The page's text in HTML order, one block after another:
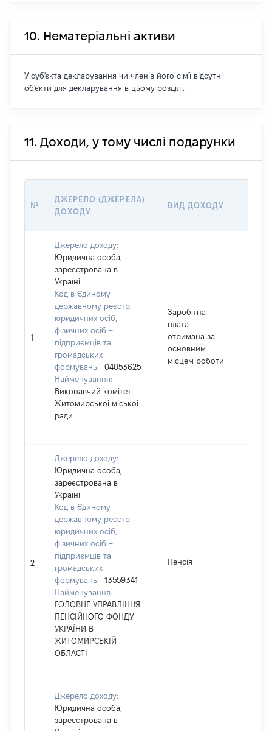
10. Нематеріальні активи
У суб'єкта декларування чи членів його сім'ї відсутні
об'єкти для декларування в цьому розділі.
11. Доходи, у тому числі подарунки
№
ДЖЕРЕЛО (ДЖЕРЕЛА)
ДОХОДУ
ВИД ДОХОДУ
1
Джерело доходу:
Юридична особа,
зареєстрована в
Україні
Код в Єдиному
державному реєстрі
юридичних осіб,
фізичних осіб –
підприємців та
громадських
формувань:
04053625
Найменування:
Виконавчий комітет
Житомирськоі міськоі
ради
Заробітна
плата
отримана за
основним
місцем роботи
2
Джерело доходу:
Юридична особа,
зареєстрована в
Україні
Код в Єдиному
державному реєстрі
юридичних осіб,
фізичних осіб –
підприємців та
громадських
формувань:
13559341
Найменування:
ГОЛОВНЕ УПРАВЛІННЯ
ПЕНСІЙНОГО ФОНДУ
УКРАЇНИ В
ЖИТОМИРСЬКІЙ
ОБЛАСТІ
Пенсія
Джерело доходу:
Юридична особа,
зареєстрована в